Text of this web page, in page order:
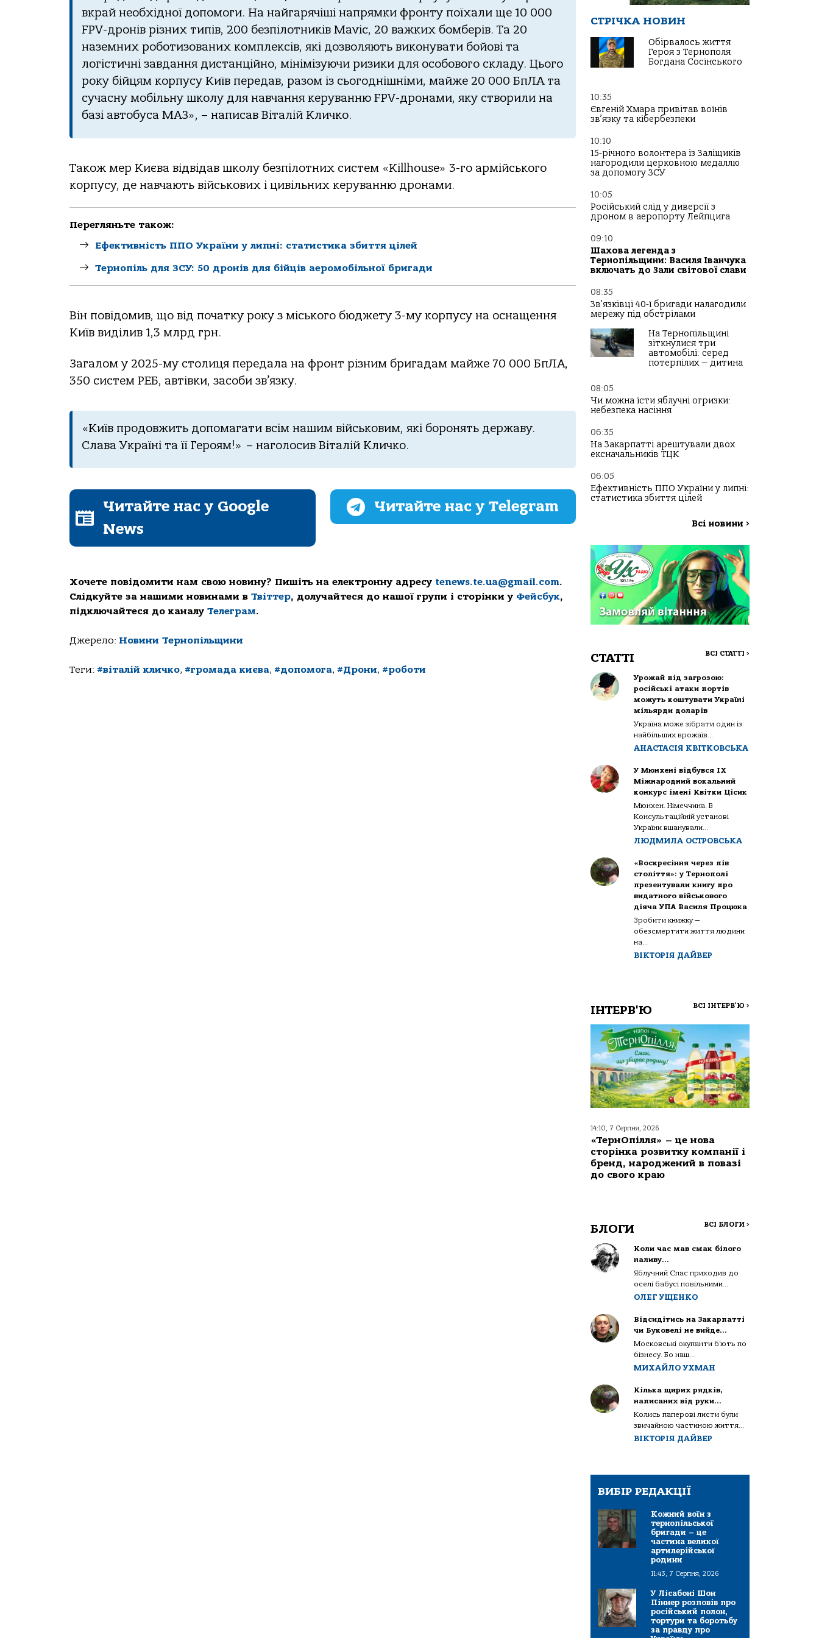
вкрай необхідної допомоги. На найгарячіші напрямки фронту поїхали ще 10 000
FPV-дронів різних типів, 200 безпілотників Mavic, 20 важких бомберів. Та 20
наземних роботизованих комплексів, які дозволяють виконувати бойові та
логістичні завдання дистанційно, мінімізуючи ризики для особового складу. Цього
року бійцям корпусу Київ передав, разом із сьогоднішніми, майже 20 000 БпЛА та
сучасну мобільну школу для навчання керуванню FPV-дронами, яку створили на
базі автобуса МАЗ», – написав Віталій Кличко.
Також мер Києва відвідав школу безпілотних систем «Killhouse» 3-го армійського
корпусу, де навчають військових і цивільних керуванню дронами.
Перегляньте також:
Ефективність ППО України у липні: статистика збиття цілей
Тернопіль для ЗСУ: 50 дронів для бійців аеромобільної бригади
Він повідомив, що від початку року з міського бюджету 3-му корпусу на оснащення
Київ виділив 1,3 млрд грн.
Загалом у 2025-му столиця передала на фронт різним бригадам майже 70 000 БпЛА,
350 систем РЕБ, автівки, засоби зв’язку.
«Київ продовжить допомагати всім нашим військовим, які боронять державу.
Слава Україні та її Героям!» – наголосив Віталій Кличко.
Читайте нас у Google
News
Читайте нас у Telegram
Хочете повідомити нам свою новину? Пишіть на електронну адресу tenews.te.ua@gmail.com.
Слідкуйте за нашими новинами в Твіттер, долучайтеся до нашої групи і сторінки у Фейсбук,
підключайтеся до каналу Телеграм.
Джерело: Новини Тернопільщини
Теги: #віталій кличко, #громада києва, #допомога, #Дрони, #роботи
СТРІЧКА НОВИН
Обірвалось життя
Героя з Тернополя
Богдана Сосінського
10:35
Євгеній Хмара привітав воїнів
зв’язку та кібербезпеки
10:10
15-річного волонтера із Заліщиків
нагородили церковною медаллю
за допомогу ЗСУ
10:05
Російський слід у диверсії з
дроном в аеропорту Лейпцига
09:10
Шахова легенда з
Тернопільщини: Василя Іванчука
включать до Зали світової слави
08:35
Зв’язківці 40-ї бригади налагодили
мережу під обстрілами
На Тернопільщині
зіткнулися три
автомобілі: серед
потерпілих — дитина
08:05
Чи можна їсти яблучні огризки:
небезпека насіння
06:35
На Закарпатті арештували двох
ексначальників ТЦК
06:05
Ефективність ППО України у липні:
статистика збиття цілей
Всі новини >
СТАТТІ ВСІ СТАТТІ >
Урожай під загрозою:
російські атаки портів
можуть коштувати Україні
мільярди доларів
Україна може зібрати один із
найбільших врожаїв...
АНАСТАСІЯ КВІТКОВСЬКА
У Мюнхені відбувся IX
Міжнародний вокальний
конкурс імені Квітки Цісик
Мюнхен. Німеччина. В
Консультаційній установі
України вшанували...
ЛЮДМИЛА ОСТРОВСЬКА
«Воскресіння через пів
століття»: у Тернополі
презентували книгу про
видатного військового
діяча УПА Василя Процюка
Зробити книжку —
обезсмертити життя людини
на...
ВІКТОРІЯ ДАЙВЕР
ІНТЕРВ'Ю ВСІ ІНТЕРВ'Ю >
14:10, 7 Серпня, 2026
«ТернОпілля» – це нова
сторінка розвитку компанії і
бренд, народжений в повазі
до свого краю
БЛОГИ ВСІ БЛОГИ >
Коли час мав смак білого
наливу…
Яблучний Спас приходив до
оселі бабусі повільними...
ОЛЕГ УЩЕНКО
Відсидітись на Закарпатті
чи Буковелі не вийде…
Московські окупанти б’ють по
бізнесу. Бо наш...
МИХАЙЛО УХМАН
Кілька щирих рядків,
написаних від руки…
Колись паперові листи були
звичайною частиною життя...
ВІКТОРІЯ ДАЙВЕР
ВИБІР РЕДАКЦІЇ
Кожний воїн з
тернопільської
бригади – це
частина великої
артилерійської
родини
11:43, 7 Серпня, 2026
У Лісабоні Шон
Піннер розповів про
російський полон,
тортури та боротьбу
за правду про